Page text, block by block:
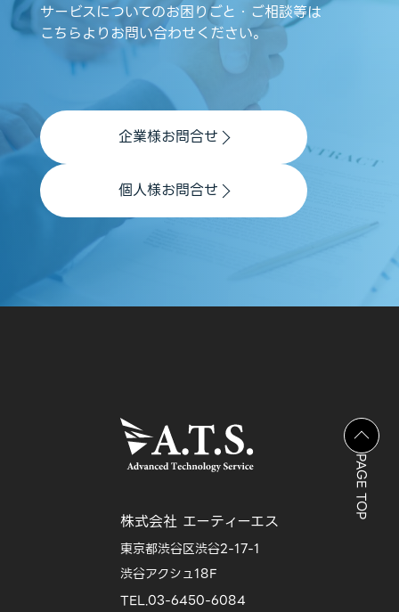
サービスについてのお困りごと・ご相談等は
こちらよりお問い合わせください。
企業様お問合せ
個人様お問合せ
株式会社 エーティーエス
東京都渋谷区渋谷2-17-1
渋谷アクシュ18F
TEL.03-6450-6084
PAGE TOP